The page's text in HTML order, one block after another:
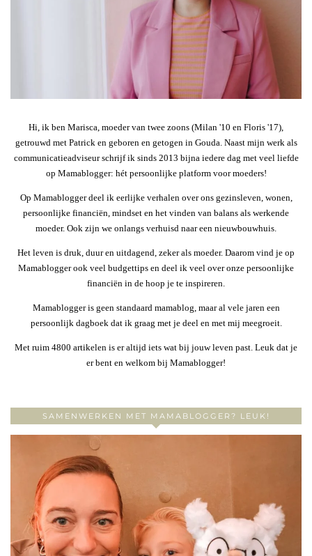
Hi, ik ben Marisca, moeder van twee zoons (Milan '10 en Floris '17),
getrouwd met Patrick en geboren en getogen in Gouda. Naast mijn werk als
communicatieadviseur schrijf ik sinds 2013 bijna iedere dag met veel liefde
op Mamablogger: hét persoonlijke platform voor moeders!
Op Mamablogger deel ik eerlijke verhalen over ons gezinsleven, wonen,
persoonlijke financiën, mindset en het vinden van balans als werkende
moeder. Ook zijn we onlangs verhuisd naar een nieuwbouwhuis.
Het leven is druk, duur en uitdagend, zeker als moeder. Daarom vind je op
Mamablogger ook veel budgettips en deel ik veel over onze persoonlijke
financiën in de hoop je te inspireren.
Mamablogger is geen standaard mamablog, maar al vele jaren een
persoonlijk dagboek dat ik graag met je deel en met mij meegroeit.
Met ruim 4800 artikelen is er altijd iets wat bij jouw leven past. Leuk dat je
er bent en welkom bij Mamablogger!
SAMENWERKEN MET MAMABLOGGER? LEUK!